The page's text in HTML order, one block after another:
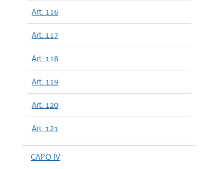
Art. 116
Art. 117
Art. 118
Art. 119
Art. 120
Art. 121
CAPO IV